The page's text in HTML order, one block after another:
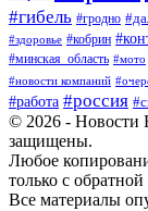
#гибель #гродно
#здоровье #кобрин
#минская_область #мото
#новости компаний
#работа #россия
© 2026 - Новости
защищены.
Любое
только с
Все материалы